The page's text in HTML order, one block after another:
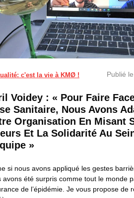
c'est la vie à KMØ ! Publié le
Voidey : « Pour Faire
Sanitaire, Nous Avons
Organisation En Misant
Et La Solidarité Au
»
si nous avons appliqué les gestes
avons été surpris comme tout le monde
de l’épidémie. Je vous propose de